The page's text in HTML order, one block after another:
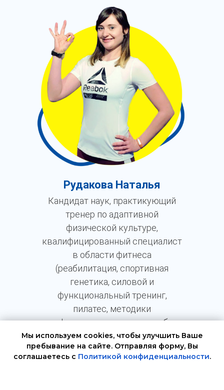
Рудакова Наталья
Кандидат наук, практикующий
тренер по адаптивной
физической культуре,
квалифицированный специалист
в области фитнеса
(реабилитация, спортивная
генетика, силовой и
функциональный тренинг,
пилатес, методики
миофасциального релиза, работа
с беременными женщинами,
пожилыми людьми, детьми,
людьми со сложными
Мы используем cookies, чтобы улучшить Ваше
пребывание на сайте. Отправляя форму, Вы
соглашаетесь с Политикой конфиденциальности.